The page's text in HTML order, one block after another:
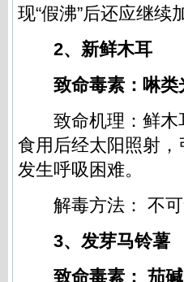
现“假沸”后还应继
2、新鲜木耳
致命毒素：啉类
致命机理：鲜木
食用后经太阳照射
发生呼吸困难。
解毒方法： 不可
3、发芽马铃薯
致命毒素： 茄碱